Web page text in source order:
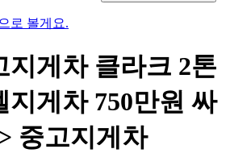
로 볼게요.
지게차 클라크 2톤
지게차 750만원 싸
중고지게차